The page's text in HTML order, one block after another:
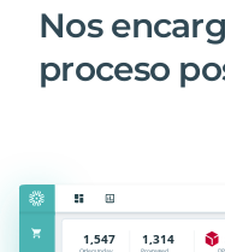
Nos
proceso